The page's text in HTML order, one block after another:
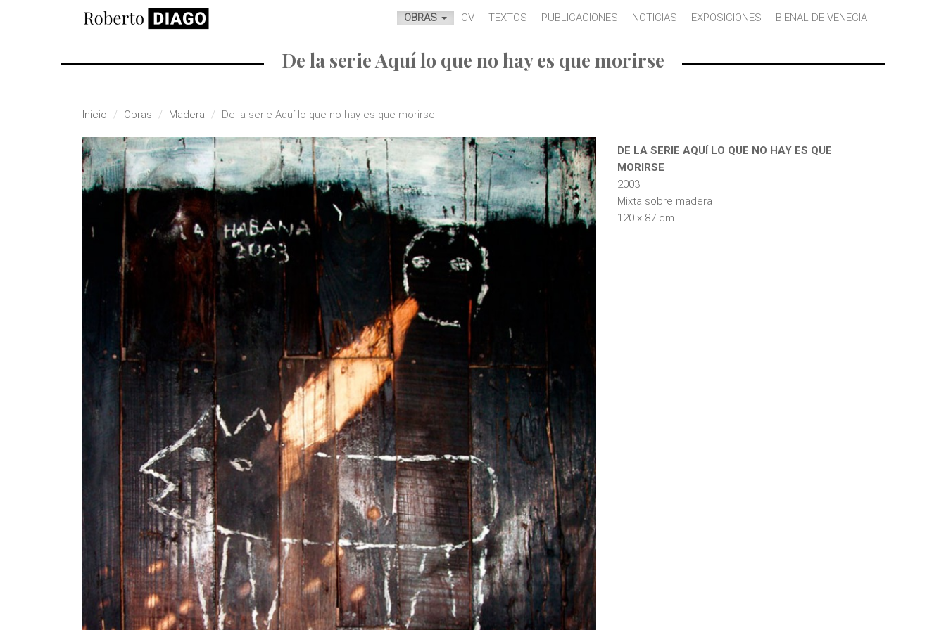
Pasar al contenido principal
OBRAS CV TEXTOS PUBLICACIONES NOTICIAS EXPOSICIONES BIENAL DE VENECIA
Inicio Obras Madera De la serie Aquí lo que no hay es que morirse
De la serie Aquí lo que no hay es que morirse
DE LA SERIE AQUÍ LO QUE NO HAY ES QUE
MORIRSE
2003
Mixta sobre madera
120 x 87 cm